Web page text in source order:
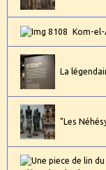
Kom-el-
La
"Les